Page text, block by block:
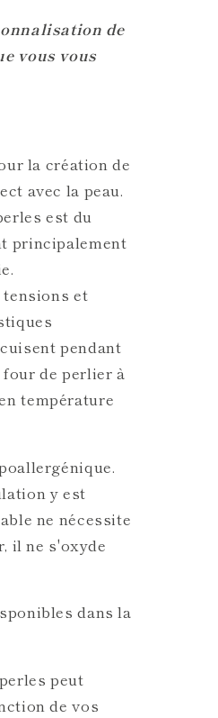
de
vous vous
la création de
avec la peau.
est du
principalement
et
pendant
de perlier à
température
y est
ne nécessite
il ne s'oxyde
dans la
peut
de vos